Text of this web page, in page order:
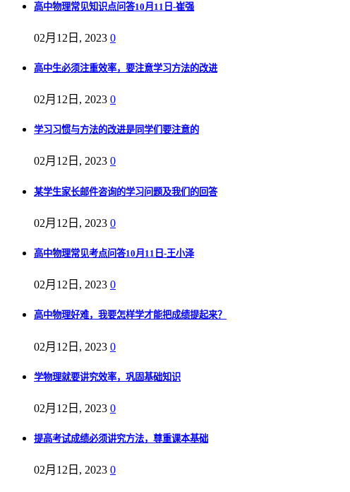
高中物理常见知识点问答10月11日-崔强
02月12日, 2023 0
高中生必须注重效率，要注意学习方法的改进
02月12日, 2023 0
学习习惯与方法的改进是同学们要注意的
02月12日, 2023 0
某学生家长邮件咨询的学习问题及我们的回答
02月12日, 2023 0
高中物理常见考点问答10月11日-王小泽
02月12日, 2023 0
高中物理好难，我要怎样学才能把成绩提起来？
02月12日, 2023 0
学物理就要讲究效率，巩固基础知识
02月12日, 2023 0
提高考试成绩必须讲究方法，尊重课本基础
02月12日, 2023 0